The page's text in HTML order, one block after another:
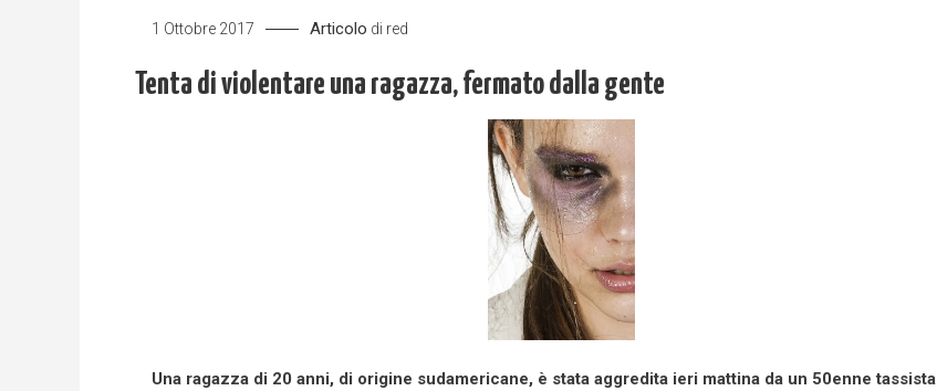
1 Ottobre 2017 Articolo di red
Tenta di violentare una ragazza, fermato dalla gente
Una ragazza di 20 anni, di origine sudamericane, è stata aggredita ieri mattina da un 50enne tassista